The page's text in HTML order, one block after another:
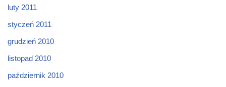
luty 2011
styczeń 2011
grudzień 2010
listopad 2010
październik 2010